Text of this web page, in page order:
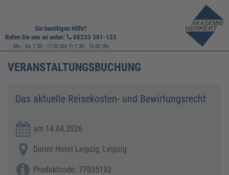
Sie benötigen Hilfe?
Rufen Sie uns an unter:
08233 381-123
Mo - Do 7.30 - 17.00 Uhr, Fr 7.30 - 15.00 Uhr
VERANSTALTUNGSBUCHUNG
Das aktuelle Reisekosten- und Bewirtungsrecht
am 14.04.2026
Dorint Hotel Leipzig, Leipzig
Produktcode: 77035192